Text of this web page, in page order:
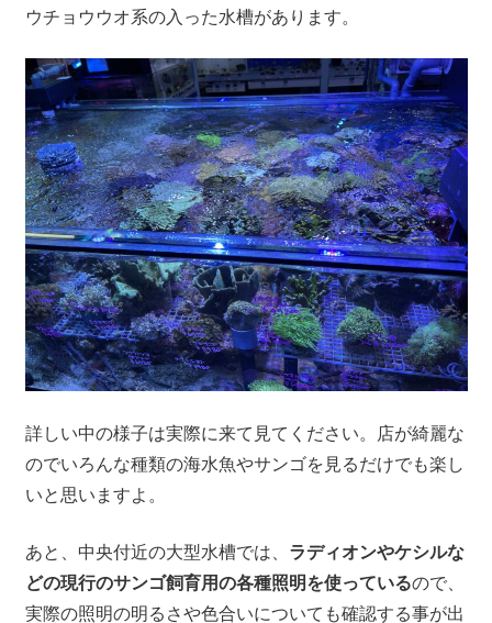
ウチョウウオ系の入った水槽があります。
詳しい中の様子は実際に来て見てください。店が綺麗な
のでいろんな種類の海水魚やサンゴを見るだけでも楽し
いと思いますよ。
あと、中央付近の大型水槽では、 ラディオンやケシルな
どの現行のサンゴ飼育用の各種照明を使っているので、
実際の照明の明るさや色合いについても確認する事が出